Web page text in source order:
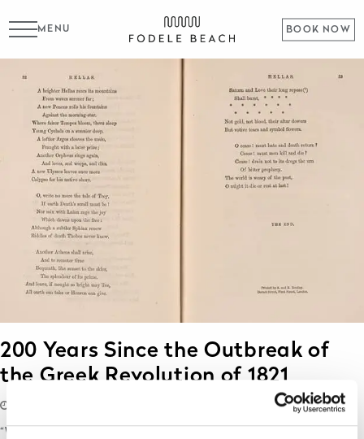
BOOK NOW
MENU
200 Years Since the Outbreak of
the Greek Revolution of 1821
“We are all Greeks. Our laws, our literature, our religion, our